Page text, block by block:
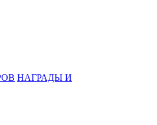
НАГРАДЫ И